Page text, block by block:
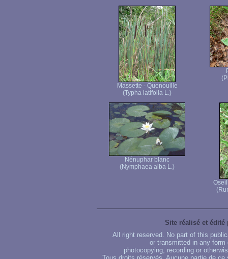
Massette - Quenouille
(Typha latifolia L.)
Nénuphar blanc
(Nymphaea alba L.)
Site réalisé et édité
All right reserved. No part of this
or transmitted in any
photocopying, recording or